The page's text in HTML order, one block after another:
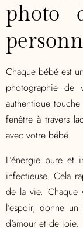
photo
Chaque bébé est
photographie
authentique
fenêtre à travers
avec votre bébé.
L’énergie pure et
infectieuse. Cela
de la vie. Chaque
l’espoir, donne
d’amour et de joie.